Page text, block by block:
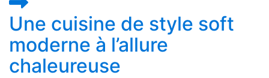
Une cuisine de style soft
moderne à l’allure
chaleureuse